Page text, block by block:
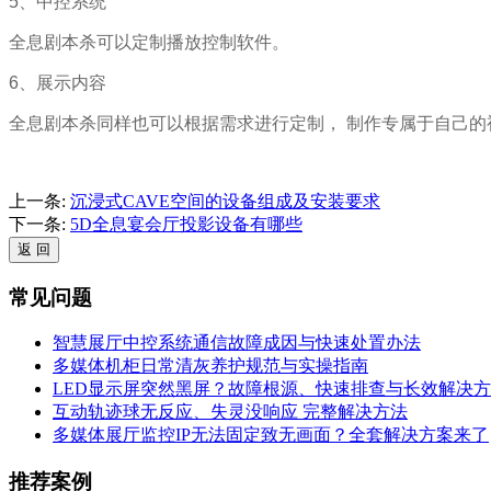
全息剧本杀可以定制播放控制软件。
6、展示内容
全息剧本杀同样也可以根据需求进行定制， 制作专属于自己的
上一条: 沉浸式CAVE空间的设备组成及安装要求
下一条: 5D全息宴会厅投影设备有哪些
常见问题
智慧展厅中控系统通信故障成因与快速处置办法
多媒体机柜日常清灰养护规范与实操指南
LED显示屏突然黑屏？故障根源、快速排查与长效解决
互动轨迹球无反应、失灵没响应 完整解决方法
多媒体展厅监控IP无法固定致无画面？全套解决方案来了
推荐案例